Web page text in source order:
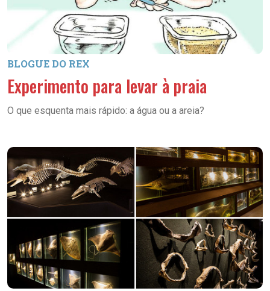
BLOGUE DO REX
Experimento para levar à praia
O que esquenta mais rápido: a água ou a areia?